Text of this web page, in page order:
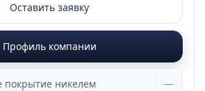
Оставить заявку
Профиль компании
покрытие никелем —